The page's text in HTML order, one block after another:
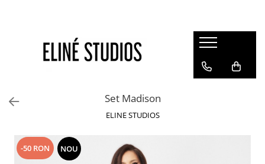
Best Sellers
Rochii
Pantaloni
Fuste
Set Madison
ELINE STUDIOS
-50 RON NOU